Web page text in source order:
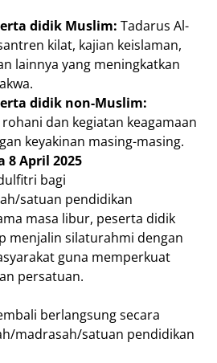
didik Muslim: Tadarus Al-
kilat, kajian keislaman,
lainnya yang meningkatkan
didik non-Muslim:
dan kegiatan keagamaan
keyakinan masing-masing.
8 April 2025
bagi
satuan pendidikan
masa libur, peserta didik
menjalin silaturahmi dengan
guna memperkuat
persatuan.
berlangsung secara
madrasah/satuan pendidikan